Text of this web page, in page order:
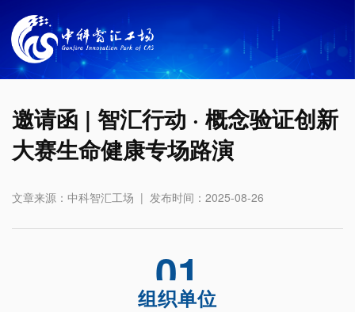
邀请函 | 智汇行动 · 概念验证创新
大赛生命健康专场路演
文章来源：中科智汇工场 | 发布时间：2025-08-26
01
组织单位